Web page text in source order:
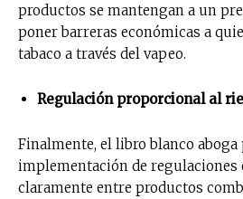
productos se mantengan a un
poner barreras económicas a
tabaco a través del vapeo.
Regulación proporcional al
Finalmente, el libro blanco aboga
implementación de regulaciones
claramente entre productos